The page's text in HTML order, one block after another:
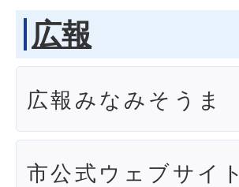
広報
広報みなみそうま
市公式ウェブサイト